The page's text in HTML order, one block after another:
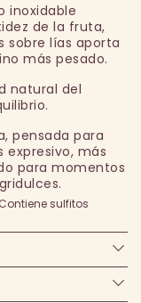
inoxidable
de la fruta,
sobre lías aporta
más pesado.
natural del
pensada para
expresivo, más
para momentos
sulfitos